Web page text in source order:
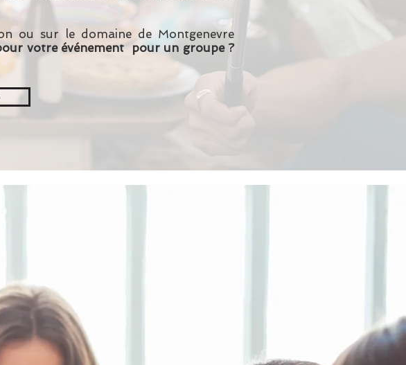
ou sur le domaine de Montgenevre
votre événement pour un groupe ?